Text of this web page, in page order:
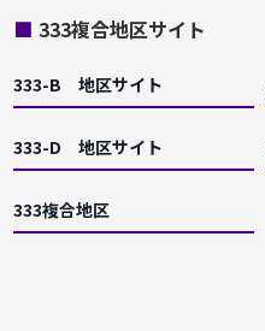
■ 333複合地区サイト
333-B 地区サイト
333-D 地区サイト
333複合地区